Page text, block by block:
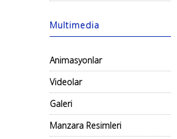
Multimedia
Animasyonlar
Videolar
Galeri
Manzara Resimleri